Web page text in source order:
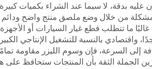
عليه بدقة، لا سيما عند الشراء بكميات
من خلال وضع ملصق منتج واضح
غالبًا ما تتطلب قطع غيار السيارات أو
إلى السرعة، فإن وسوم الليزر مقاومة
الجملة الثقة بأن المنتجات ستحافظ على